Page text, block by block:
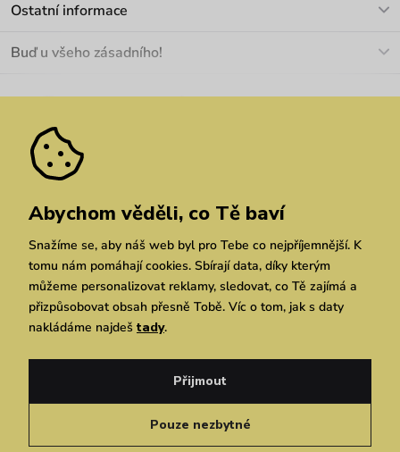
Materiály a údržba
Pozáruční opravy
Ostatní informace
Velkoobchod
We Care
Dárkové poukazy
Vuchlook
Prodejny
Praha Brno Chrudim
Buď u všeho zásadního!
Zásady ochrany osobních údajů
Simplia.cz
Zásady ochrany osobních údajů
Čeština
Abychom věděli, co Tě baví
Snažíme se, aby náš web byl pro Tebe co nejpříjemnější. K
tomu nám pomáhají cookies. Sbírají data, díky kterým
můžeme personalizovat reklamy, sledovat, co Tě zajímá a
přizpůsobovat obsah přesně Tobě. Víc o tom, jak s daty
nakládáme najdeš tady.
Pouze nezbytné
Přijmout